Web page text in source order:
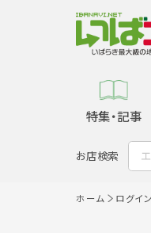
特集・記事
お店検索
ホーム ログイン